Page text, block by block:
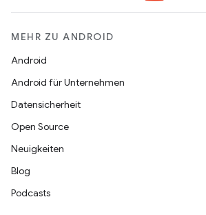
MEHR ZU ANDROID
Android
Android für Unternehmen
Datensicherheit
Open Source
Neuigkeiten
Blog
Podcasts